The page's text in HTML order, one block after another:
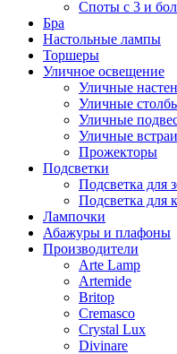
Споты с 3 и
Бра
Настольные лампы
Торшеры
Уличное освещение
Уличные
Уличные
Уличные
Уличные
Прожекторы
Подсветки
Подсветка для
Подсветка для
Лампочки
Абажуры и плафоны
Производители
Arte Lamp
Artemide
Britop
Cremasco
Crystal Lux
Divinare